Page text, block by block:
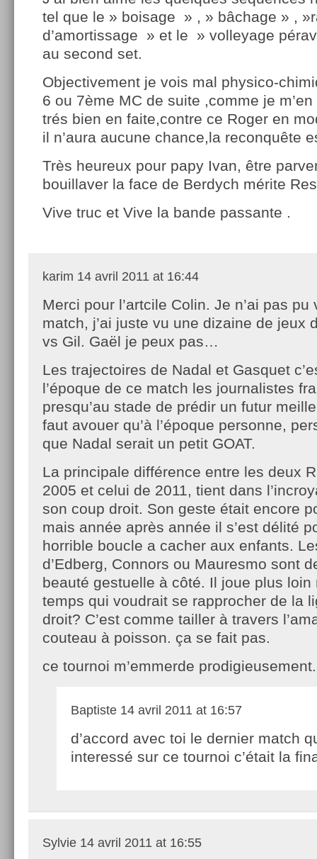
tel que le » boisage » , » bâchage » ,
d’amortissage » et le » volleyage
au second set.
Objectivement je vois mal physico-
6 ou 7ème MC de suite ,comme je
trés bien en faite,contre ce Roger en
il n’aura aucune chance,la reconquête
Très heureux pour papy Ivan, être
bouillaver la face de Berdych mérite
Vive truc et Vive la bande passante .
karim 14 avril 2011 at 16:44
Merci pour l’artcile Colin. Je n’ai pas pu
match, j’ai juste vu une dizaine de jeux
vs Gil. Gaël je peux pas…
Les trajectoires de Nadal et Gasquet
l’époque de ce match les journalistes
presqu’au stade de prédir un futur
faut avouer qu’à l’époque personne,
que Nadal serait un petit GOAT.
La principale différence entre les deux
2005 et celui de 2011, tient dans
son coup droit. Son geste était encore
mais année après année il s’est délité
horrible boucle a cacher aux enfants.
d’Edberg, Connors ou Mauresmo sont
beauté gestuelle à côté. Il joue plus loin
temps qui voudrait se rapprocher de la
droit? C’est comme tailler à travers
couteau à poisson. ça se fait pas.
ce tournoi m’emmerde prodigieusement.
Baptiste 14 avril 2011 at 16:57
d’accord avec toi le dernier match
interessé sur ce tournoi c’était la
Sylvie 14 avril 2011 at 16:55